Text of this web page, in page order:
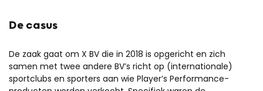
De casus
De zaak gaat om X BV die in 2018 is opgericht en zich
samen met twee andere BV’s richt op (internationale)
sportclubs en sporters aan wie Player’s Performance-